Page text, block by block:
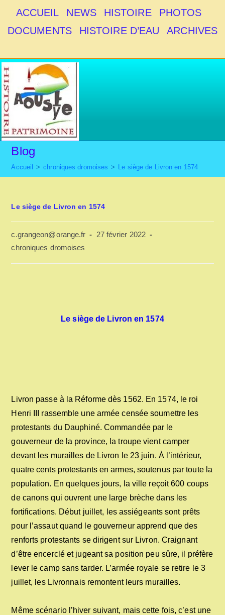
content
ACCUEIL NEWS HISTOIRE
PHOTOS
DOCUMENTS
HISTOIRE D’EAU ARCHIVES
Blog
Accueil > chroniques dromoises > Le siège de Livron en 1574
Le siège de Livron en 1574
Auteur/autrice
de
publication :
c.grangeon@orange.fr
Publication
27 février 2022
Post
chroniques dromoises
Le siège de Livron en 1574
Livron passe à la Réforme dès 1562. En 1574, le roi
Henri III rassemble une armée censée soumettre les
protestants du Dauphiné. Commandée par le
gouverneur de la province, la troupe vient camper
devant les murailles de Livron le 23 juin. À l’intérieur,
quatre cents protestants en armes, soutenus par toute la
population. En quelques jours, la ville reçoit 600 coups
de canons qui ouvrent une large brèche dans les
fortifications. Début juillet, les assiégeants sont prêts
pour l’assaut quand le gouverneur apprend que des
renforts protestants se dirigent sur Livron. Craignant
d’être encerclé et jugeant sa position peu sûre, il préfère
lever le camp sans tarder. L’armée royale se retire le 3
juillet, les Livronnais remontent leurs murailles.
Même scénario l’hiver suivant, mais cette fois, c’est une